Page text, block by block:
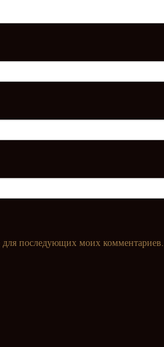
для последующих моих комментариев.